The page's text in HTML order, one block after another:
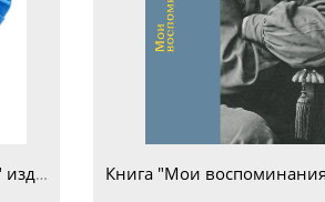
Кукла на чайник "Курочка" изд.4